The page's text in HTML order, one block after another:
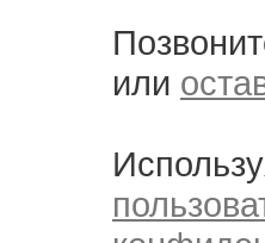
или